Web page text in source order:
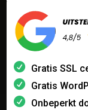
Gratis SSL
Gratis
Onbeperkt